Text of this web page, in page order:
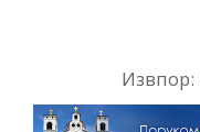
Извпор: